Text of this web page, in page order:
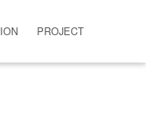
PROJECT